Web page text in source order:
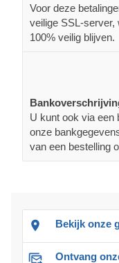
Voor deze
veilige SSL-server,
100% veilig blijven.
U kunt ook via een
onze
van een bestelling
Bekijk onze
Ontvang onze